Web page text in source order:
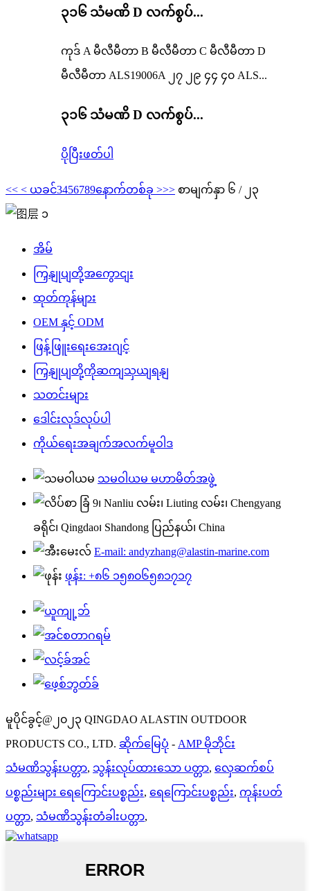
၃၁၆ သံမဏိ D လက်စွပ်...
ကုဒ် A မီလီမီတာ B မီလီမီတာ C မီလီမီတာ D
မီလီမီတာ ALS19006A ၂၇ ၂၉ ၄၄ ၄၀ ALS...
၃၁၆ သံမဏိ D လက်စွပ်...
ပိုပြီးဖတ်ပါ
<< < ယခင်3456789နောက်တစ်ခု >>> စာမျက်နှာ ၆ / ၂၃
အိမ်
ကြှနျုပျတို့အကွောငျး
ထုတ်ကုန်များ
OEM နှင့် ODM
ဖြန့်ဖြူးရေးအေးဂျင့်
ကြှနျုပျတို့ကိုဆကျသှယျရနျ
သတင်းများ
ဒေါင်းလုဒ်လုပ်ပါ
ကိုယ်ရေးအချက်အလက်မူဝါဒ
သမဝါယမ မဟာမိတ်အဖွဲ့
ခြံ 9၊ Nanliu လမ်း၊ Liuting လမ်း၊ Chengyang
ခရိုင်၊ Qingdao၊ Shandong ပြည်နယ်၊ China
E-mail: andyzhang@alastin-marine.com
ဖုန်း: +၈၆ ၁၅၈၀၆၅၈၁၇၁၇
မူပိုင်ခွင့်@၂၀၂၃ QINGDAO ALASTIN OUTDOOR
PRODUCTS CO., LTD. ဆိုက်မြေပုံ - AMP မိုဘိုင်း
သံမဏိသွန်းပတ္တာ, သွန်းလုပ်ထားသော ပတ္တာ, လှေဆက်စပ်
ပစ္စည်းများ ရေကြောင်းပစ္စည်း, ရေကြောင်းပစ္စည်း, ကုန်းပတ်
ပတ္တာ, သံမဏိသွန်းတံခါးပတ္တာ,